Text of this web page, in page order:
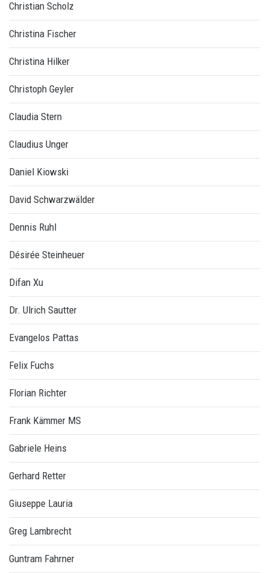
Christian Scholz
Christina Fischer
Christina Hilker
Christoph Geyler
Claudia Stern
Claudius Unger
Daniel Kiowski
David Schwarzwälder
Dennis Ruhl
Désirée Steinheuer
Difan Xu
Dr. Ulrich Sautter
Evangelos Pattas
Felix Fuchs
Florian Richter
Frank Kämmer MS
Gabriele Heins
Gerhard Retter
Giuseppe Lauria
Greg Lambrecht
Guntram Fahrner